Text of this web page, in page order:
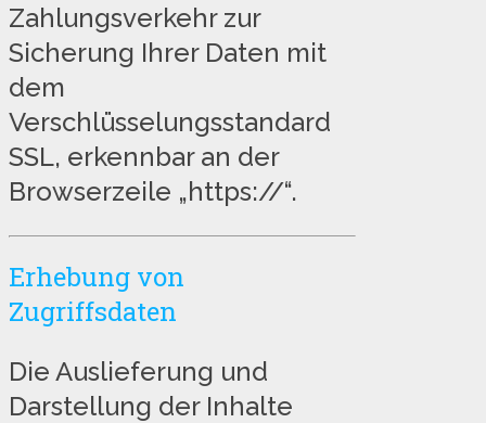
Zahlungsverkehr zur
Sicherung Ihrer Daten mit
dem
Verschlüsselungsstandard
SSL, erkennbar an der
Browserzeile „https://“.
Erhebung von
Zugriffsdaten
Die Auslieferung und
Darstellung der Inhalte